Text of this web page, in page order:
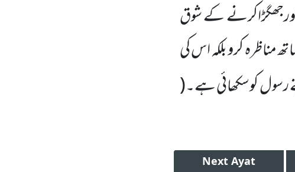
کے شوق
مناظرہ کرو بلکہ اس کی
رسولکوسکھائی ہے۔(
Next Ayat